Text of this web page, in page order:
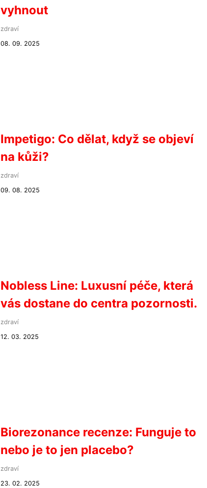
vyhnout
zdraví
08. 09. 2025
Impetigo: Co dělat, když se objeví
na kůži?
zdraví
09. 08. 2025
Nobless Line: Luxusní péče, která
vás dostane do centra pozornosti.
zdraví
12. 03. 2025
Biorezonance recenze: Funguje to
nebo je to jen placebo?
zdraví
23. 02. 2025